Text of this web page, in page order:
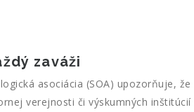
zaváži
asociácia (SOA) upozorňuje,
verejnosti či výskumných